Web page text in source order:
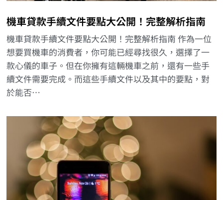
機車貸款手續文件要點大公開！完整解析指南
機車貸款手續文件要點大公開！完整解析指南 作為一位
想要買機車的消費者，你可能已經尋找很久，選擇了一
款心儀的車子。但在你擁有這輛機車之前，還有一些手
續文件需要完成。而這些手續文件以及其中的要點，對
於能否…